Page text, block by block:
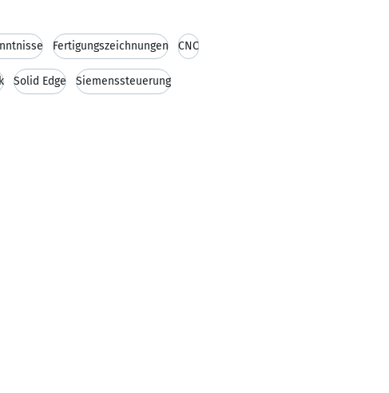
Fertigungszeichnungen CNC
Solid Edge Siemenssteuerung